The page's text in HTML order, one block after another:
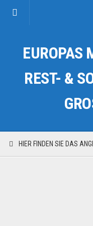
Kategorien
Auto & Motorrad
Fahrzeuge & Transport
EUROPAS
REST- &
HIER FINDEN SIE DAS